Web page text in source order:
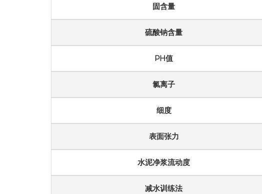
固含量
硫酸钠含量
PH值
氯离子
细度
表面张力
水泥净浆流动度
减水训练法